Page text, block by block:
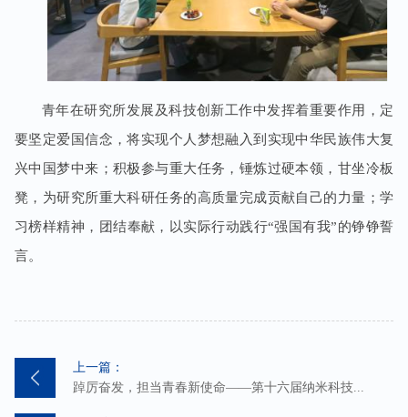
青年在研究所发展及科技创新工作中发挥着重要作用，定
要坚定爱国信念，将实现个人梦想融入到实现中华民族伟大复
兴中国梦中来；积极参与重大任务，锤炼过硬本领，甘坐冷板
凳，为研究所重大科研任务的高质量完成贡献自己的力量；学
习榜样精神，团结奉献，以实际行动践行“强国有我”的铮铮誓
言。
上一篇：
踔厉奋发，担当青春新使命——第十六届纳米科技...